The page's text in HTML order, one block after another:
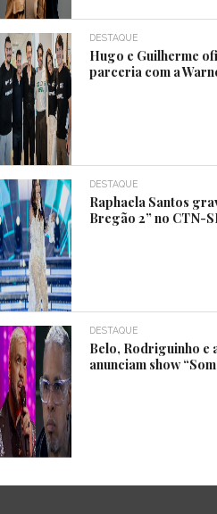
DESTAQUE
Hugo e Guilherme
parceria com a
DESTAQUE
Raphaela Santos
Bregão 2” no CTN-
DESTAQUE
Belo, Rodriguinho e
anunciam show